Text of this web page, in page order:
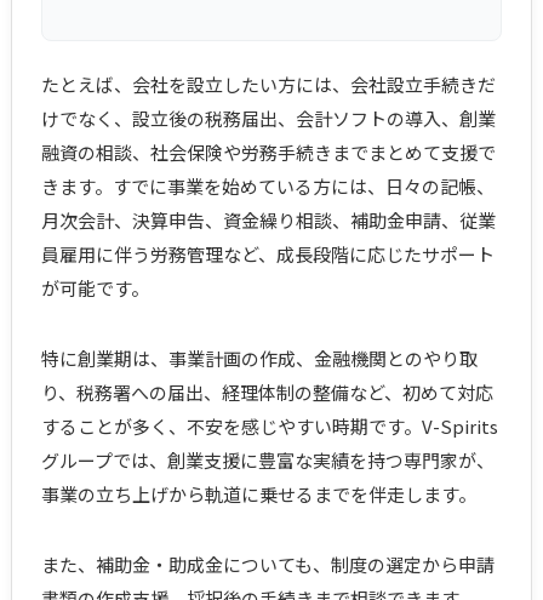
たとえば、会社を設立したい方には、会社設立手続きだ
けでなく、設立後の税務届出、会計ソフトの導入、創業
融資の相談、社会保険や労務手続きまでまとめて支援で
きます。すでに事業を始めている方には、日々の記帳、
月次会計、決算申告、資金繰り相談、補助金申請、従業
員雇用に伴う労務管理など、成長段階に応じたサポート
が可能です。
特に創業期は、事業計画の作成、金融機関とのやり取
り、税務署への届出、経理体制の整備など、初めて対応
することが多く、不安を感じやすい時期です。V-Spirits
グループでは、創業支援に豊富な実績を持つ専門家が、
事業の立ち上げから軌道に乗せるまでを伴走します。
また、補助金・助成金についても、制度の選定から申請